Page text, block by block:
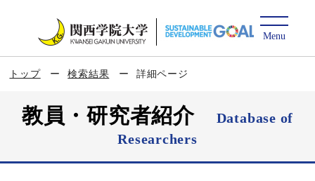
トップ 検索結果 詳細ページ
教員・研究者紹介
Database of
Researchers